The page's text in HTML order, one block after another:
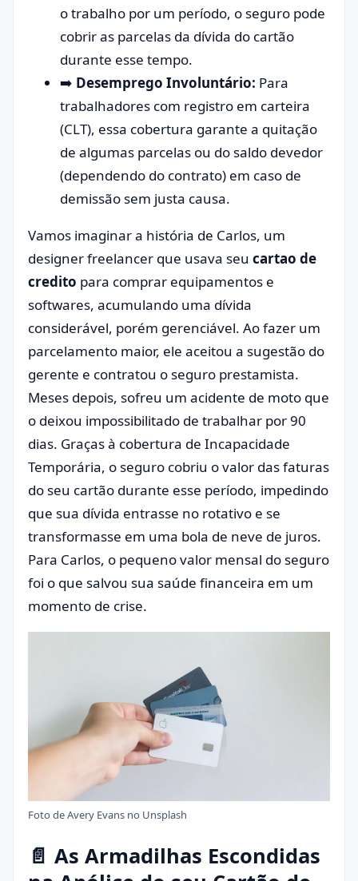
o trabalho por um período, o seguro pode
cobrir as parcelas da dívida do cartão
durante esse tempo.
➡️ Desemprego Involuntário: Para
trabalhadores com registro em carteira
(CLT), essa cobertura garante a quitação
de algumas parcelas ou do saldo devedor
(dependendo do contrato) em caso de
demissão sem justa causa.
Vamos imaginar a história de Carlos, um
designer freelancer que usava seu cartao de
credito para comprar equipamentos e
softwares, acumulando uma dívida
considerável, porém gerenciável. Ao fazer um
parcelamento maior, ele aceitou a sugestão do
gerente e contratou o seguro prestamista.
Meses depois, sofreu um acidente de moto que
o deixou impossibilitado de trabalhar por 90
dias. Graças à cobertura de Incapacidade
Temporária, o seguro cobriu o valor das faturas
do seu cartão durante esse período, impedindo
que sua dívida entrasse no rotativo e se
transformasse em uma bola de neve de juros.
Para Carlos, o pequeno valor mensal do seguro
foi o que salvou sua saúde financeira em um
momento de crise.
Foto deAvery Evans no Unsplash
📄 As Armadilhas Escondidas